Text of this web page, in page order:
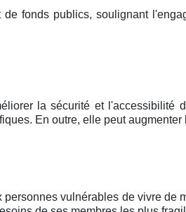
fonds publics, soulignant
la sécurité et l'accessibilité
En outre, elle peut
vulnérables de vivre de